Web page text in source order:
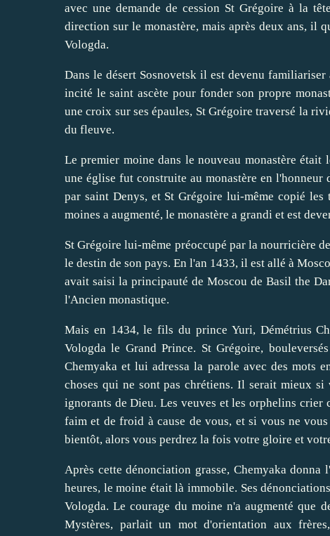
avec une demande de cession St Grégoire à la
direction sur le monastère, mais après deux ans, il
Vologda.
Dans le désert Sosnovetsk il est devenu
incité le saint ascète pour fonder son propre
une croix sur ses épaules, St Grégoire traversé la
du fleuve.
Le premier moine dans le nouveau monastère
une église fut construite au monastère en l'honneur
par saint Denys, et St Grégoire lui-même copié les
moines a augmenté, le monastère a grandi et est
St Grégoire lui-même préoccupé par la nourricière
le destin de son pays. En l'an 1433, il est allé à
avait saisi la principauté de Moscou de Basil the
l'Ancien monastique.
Mais en 1434, le fils du prince Yuri, Démétrius
Vologda le Grand Prince. St Grégoire,
Chemyaka et lui adressa la parole avec des mots
choses qui ne sont pas chrétiens. Il serait mieux
ignorants de Dieu. Les veuves et les orphelins
faim et de froid à cause de vous, et si vous ne
bientôt, alors vous perdrez la fois votre gloire et
Après cette dénonciation grasse, Chemyaka
heures, le moine était là immobile. Ses
Vologda. Le courage du moine n'a augmenté que
Mystères, parlait un mot d'orientation aux